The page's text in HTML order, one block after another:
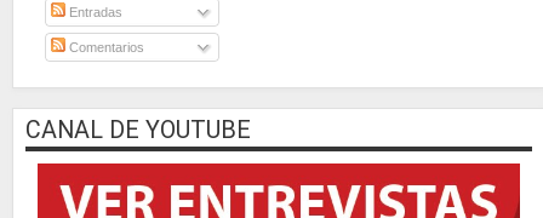
Entradas
Comentarios
CANAL DE YOUTUBE